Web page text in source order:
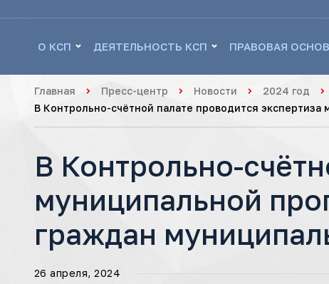
О КСП ДЕЯТЕЛЬНОСТЬ КСП ПРАВОВАЯ
Главная Пресс-центр Новости
2024 год
В Контрольно-счётной палате проводится
В Контрольно-
муниципальной
граждан
26 апреля, 2024